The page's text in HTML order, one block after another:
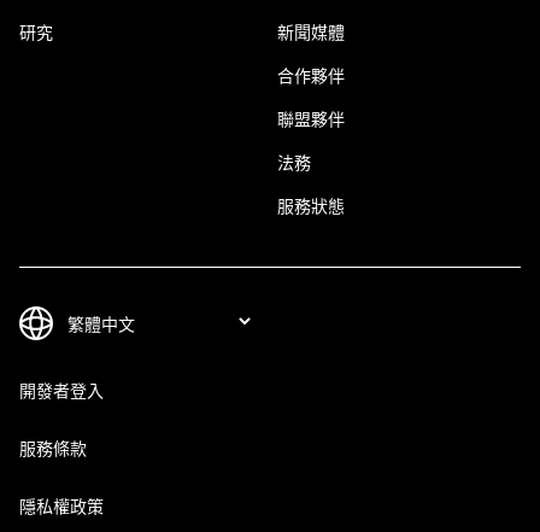
研究 新聞媒體
合作夥伴
聯盟夥伴
法務
服務狀態
開發者登入
服務條款
隱私權政策